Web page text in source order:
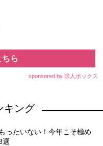
ら
sponsored by 求人ボックス
キング
ったいない！今年こそ極め
選